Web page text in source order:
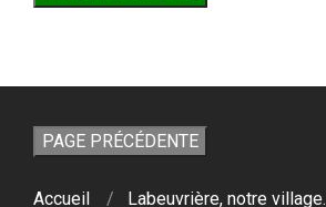
Accueil Labeuvrière, notre village.